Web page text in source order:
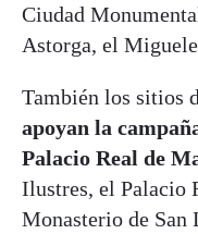
Ciudad
Astorga, el
También los sitios
apoyan la
Palacio Real de
Ilustres, el Palacio
Monasterio de San